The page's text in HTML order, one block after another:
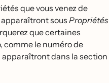
que vous venez de
sous Propriétés
que certaines
comme le numéro de
apparaîtront dans la section